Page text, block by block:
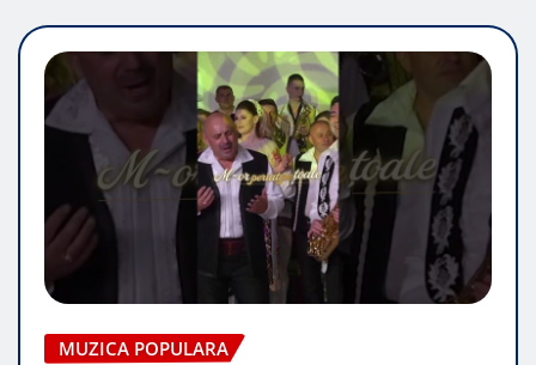
MUZICA POPULARA